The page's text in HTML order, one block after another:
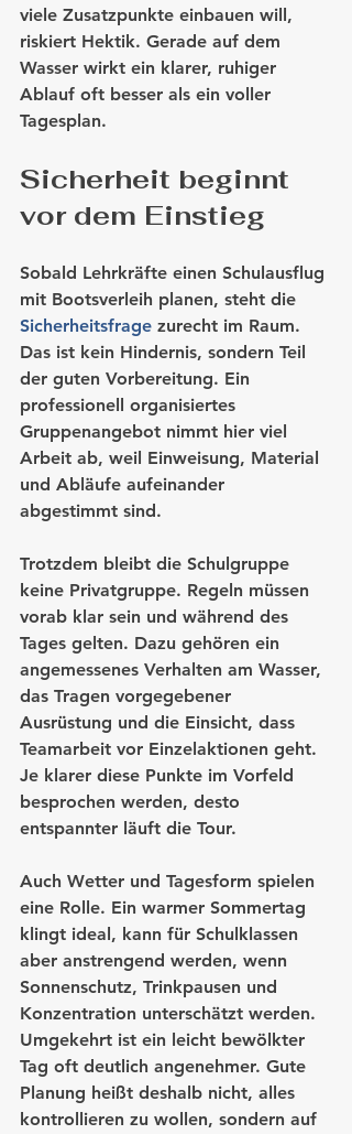
viele Zusatzpunkte einbauen will,
riskiert Hektik. Gerade auf dem
Wasser wirkt ein klarer, ruhiger
Ablauf oft besser als ein voller
Tagesplan.
Sicherheit beginnt
vor dem Einstieg
Sobald Lehrkräfte einen Schulausflug
mit Bootsverleih planen, steht die
Sicherheitsfrage zurecht im Raum.
Das ist kein Hindernis, sondern Teil
der guten Vorbereitung. Ein
professionell organisiertes
Gruppenangebot nimmt hier viel
Arbeit ab, weil Einweisung, Material
und Abläufe aufeinander
abgestimmt sind.
Trotzdem bleibt die Schulgruppe
keine Privatgruppe. Regeln müssen
vorab klar sein und während des
Tages gelten. Dazu gehören ein
angemessenes Verhalten am Wasser,
das Tragen vorgegebener
Ausrüstung und die Einsicht, dass
Teamarbeit vor Einzelaktionen geht.
Je klarer diese Punkte im Vorfeld
besprochen werden, desto
entspannter läuft die Tour.
Auch Wetter und Tagesform spielen
eine Rolle. Ein warmer Sommertag
klingt ideal, kann für Schulklassen
aber anstrengend werden, wenn
Sonnenschutz, Trinkpausen und
Konzentration unterschätzt werden.
Umgekehrt ist ein leicht bewölkter
Tag oft deutlich angenehmer. Gute
Planung heißt deshalb nicht, alles
kontrollieren zu wollen, sondern auf